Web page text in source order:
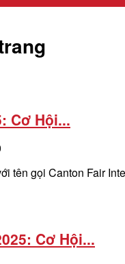
Cơ Hội...
tên gọi Canton Fair
Cơ Hội...